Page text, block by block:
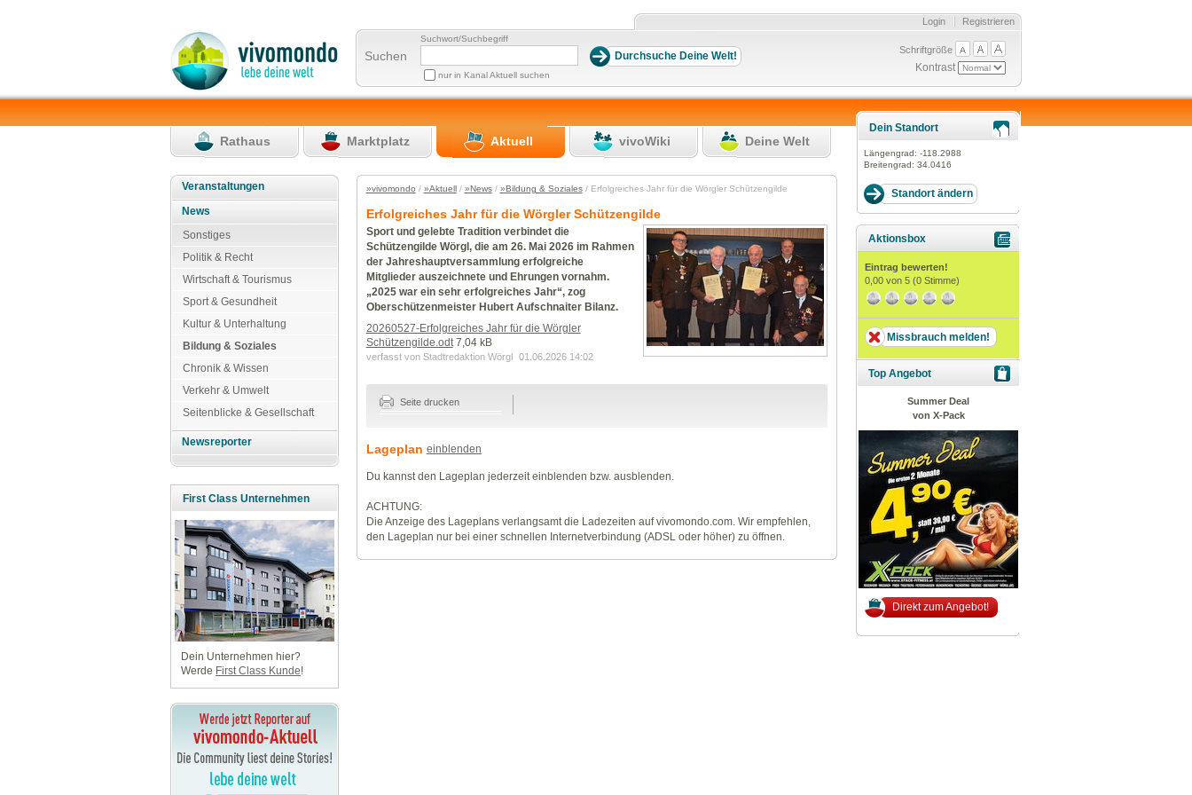
Registrieren
Login
Suchen
Suchwort/Suchbegriff
nur in Kanal Aktuell suchen
Schriftgröße
Kontrast
Rathaus Marktplatz Aktuell vivoWiki Deine Welt
Veranstaltungen
News
Sonstiges
Politik & Recht
Wirtschaft & Tourismus
Sport & Gesundheit
Kultur & Unterhaltung
Bildung & Soziales
Chronik & Wissen
Verkehr & Umwelt
Seitenblicke & Gesellschaft
Newsreporter
First Class Unternehmen
Dein Unternehmen hier?
Werde First Class Kunde!
»vivomondo / »Aktuell/ »News/ »Bildung & Soziales/ Erfolgreiches Jahr für die Wörgler Schützengilde
Erfolgreiches Jahr für die Wörgler Schützengilde
Sport und gelebte Tradition verbindet die
Schützengilde Wörgl, die am 26. Mai 2026 im Rahmen
der Jahreshauptversammlung erfolgreiche
Mitglieder auszeichnete und Ehrungen vornahm.
„2025 war ein sehr erfolgreiches Jahr“, zog
Oberschützenmeister Hubert Aufschnaiter Bilanz.
20260527-Erfolgreiches Jahr für die Wörgler
Schützengilde.odt7,04 kB
verfasst von Stadtredaktion Wörgl 01.06.2026 14:02
Seite drucken
Lageplan einblenden
Du kannst den Lageplan jederzeit einblenden bzw. ausblenden.
ACHTUNG:
Die Anzeige des Lageplans verlangsamt die Ladezeiten auf vivomondo.com. Wir empfehlen,
den Lageplan nur bei einer schnellen Internetverbindung (ADSL oder höher) zu öffnen.
Dein Standort
Längengrad: -118.2988
Breitengrad: 34.0416
Aktionsbox
Eintrag bewerten!
0,00 von 5 (0 Stimme)
Missbrauch melden!
Top Angebot
Summer Deal
von X-Pack
Direkt zum Angebot!